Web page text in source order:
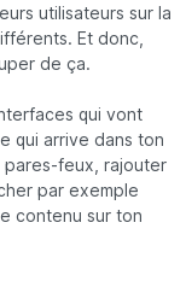
utilisateurs sur la
Et donc,
de ça.
qui vont
qui arrive dans ton
feux, rajouter
par exemple
contenu sur ton